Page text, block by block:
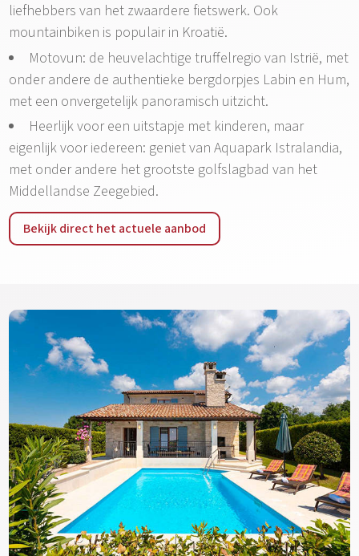
liefhebbers van het zwaardere fietswerk. Ook
mountainbiken is populair in Kroatië.
Motovun: de heuvelachtige truffelregio van Istrië, met
onder andere de authentieke bergdorpjes Labin en Hum,
met een onvergetelijk panoramisch uitzicht.
Heerlijk voor een uitstapje met kinderen, maar
eigenlijk voor iedereen: geniet van Aquapark Istralandia,
met onder andere het grootste golfslagbad van het
Middellandse Zeegebied.
Bekijk direct het actuele aanbod